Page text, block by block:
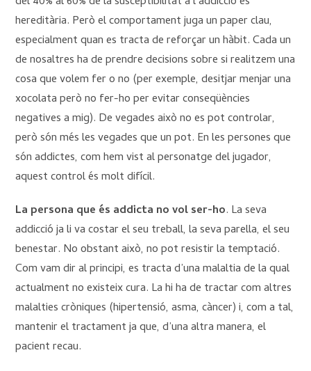
hereditària. Però el comportament juga un paper clau,
especialment quan es tracta de reforçar un hàbit. Cada un
de nosaltres ha de prendre decisions sobre si realitzem una
cosa que volem fer o no (per exemple, desitjar menjar una
xocolata però no fer-ho per evitar conseqüències
negatives a mig). De vegades això no es pot controlar,
però són més les vegades que un pot. En les persones que
són addictes, com hem vist al personatge del jugador,
aquest control és molt difícil.
La persona que és addicta no vol ser-ho. La seva
addicció ja li va costar el seu treball, la seva parella, el seu
benestar. No obstant això, no pot resistir la temptació.
Com vam dir al principi, es tracta d’una malaltia de la qual
actualment no existeix cura. La hi ha de tractar com altres
malalties cròniques (hipertensió, asma, càncer) i, com a tal,
mantenir el tractament ja que, d’una altra manera, el
pacient recau.